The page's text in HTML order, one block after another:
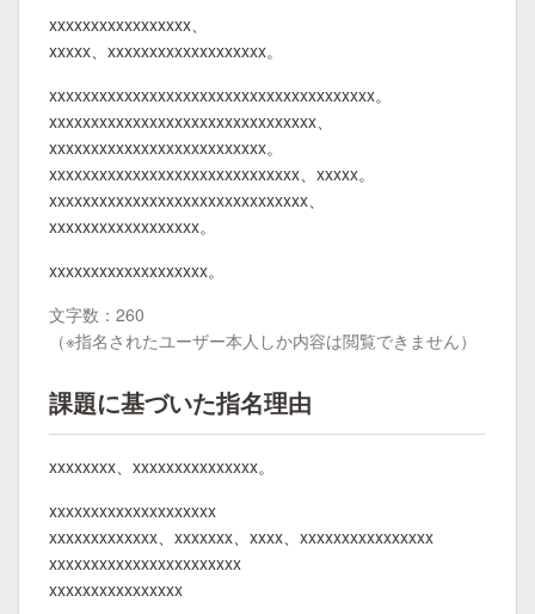
xxxxxxxxxxxxxxxxx、
xxxxx、xxxxxxxxxxxxxxxxxxx。
xxxxxxxxxxxxxxxxxxxxxxxxxxxxxxxxxxxxxxx。
xxxxxxxxxxxxxxxxxxxxxxxxxxxxxxxx、
xxxxxxxxxxxxxxxxxxxxxxxxxx。
xxxxxxxxxxxxxxxxxxxxxxxxxxxxxx、xxxxx。
xxxxxxxxxxxxxxxxxxxxxxxxxxxxxxx、
xxxxxxxxxxxxxxxxxx。
xxxxxxxxxxxxxxxxxxx。
文字数：260
（※指名されたユーザー本人しか内容は閲覧できません）
課題に基づいた指名理由
xxxxxxxx、xxxxxxxxxxxxxxx。
xxxxxxxxxxxxxxxxxxxx
xxxxxxxxxxxxx、xxxxxxx、xxxx、xxxxxxxxxxxxxxxx
xxxxxxxxxxxxxxxxxxxxxxx
xxxxxxxxxxxxxxxx